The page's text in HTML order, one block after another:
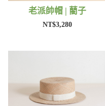
老派帥帽 | 藺子
NT$3,280